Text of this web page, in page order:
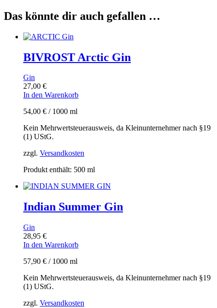
Das könnte dir auch gefallen …
BIVROST Arctic Gin
Gin
27,00 €
In den Warenkorb
54,00 € / 1000 ml
Kein Mehrwertsteuerausweis, da Kleinunternehmer nach §19
(1) UStG.
zzgl. Versandkosten
Produkt enthält: 500 ml
Indian Summer Gin
Gin
28,95 €
In den Warenkorb
57,90 € / 1000 ml
Kein Mehrwertsteuerausweis, da Kleinunternehmer nach §19
(1) UStG.
zzgl. Versandkosten